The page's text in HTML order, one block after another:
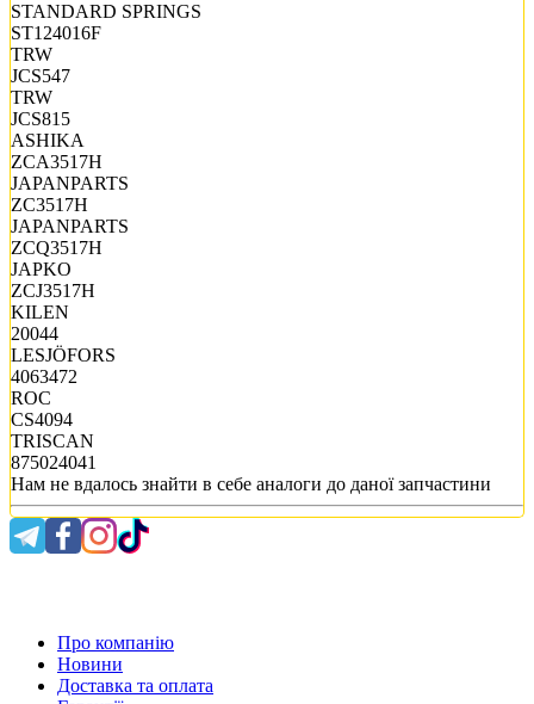
STANDARD SPRINGS
ST124016F
TRW
JCS547
TRW
JCS815
ASHIKA
ZCA3517H
JAPANPARTS
ZC3517H
JAPANPARTS
ZCQ3517H
JAPKO
ZCJ3517H
KILEN
20044
LESJÖFORS
4063472
ROC
CS4094
TRISCAN
875024041
Нам не вдалось знайти в себе аналоги до даної запчастини
Про компанію
Новини
Доставка та оплата